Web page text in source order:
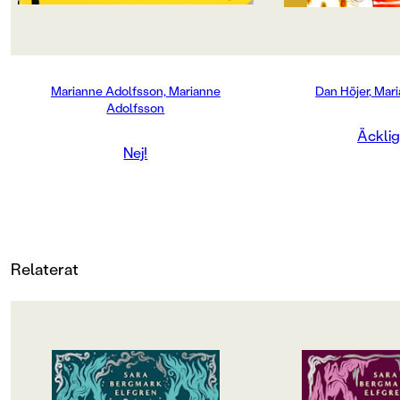
ISBN
0.334
FORMAT
Marianne Adolfsson, Marianne
Adolfsson
Nej!
äckliga fast små
självklar i
svar på i denna
Dan Höjer,
Relaterat
OM BOKEN OM BOKEN